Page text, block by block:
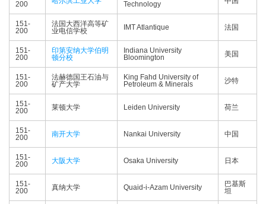
200
Technology
151-
200
法国大西洋高等矿
业电信学校
IMT Atlantique 法国
151-
200
印第安纳大学伯明
顿分校
Indiana University
Bloomington
美国
151-
200
法赫德国王石油与
矿产大学
King Fahd University of
Petroleum & Minerals
沙特
151-
200
莱顿大学 Leiden University 荷兰
151-
200
南开大学 Nankai University 中国
151-
200
大阪大学 Osaka University 日本
151-
200
真纳大学 Quaid-i-Azam University
巴基斯
坦